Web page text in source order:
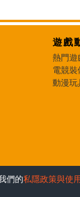
們的私隱政策與使
遊戲
熱門遊
電競裝
動漫玩